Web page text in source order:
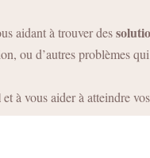
aidant à trouver des
ou d’autres problèmes
et à vous aider à atteindre vos